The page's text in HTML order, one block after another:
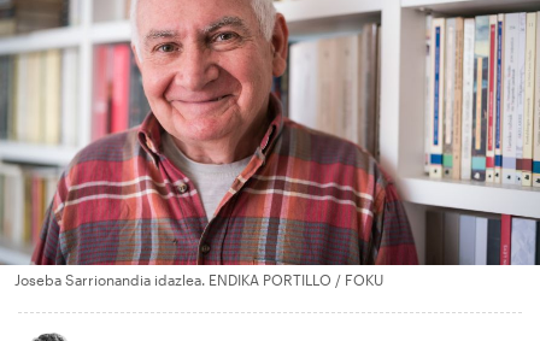
Joseba Sarrionandia idazlea. ENDIKA PORTILLO / FOKU